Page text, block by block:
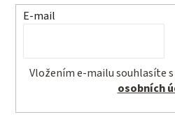
E-mail
Vložením e-mailu souhlasíte s
osobních